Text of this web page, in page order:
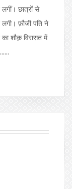
लगीं। छात्रों से
लगी। फ़ौजी पति ने
शौक़ विरासत में